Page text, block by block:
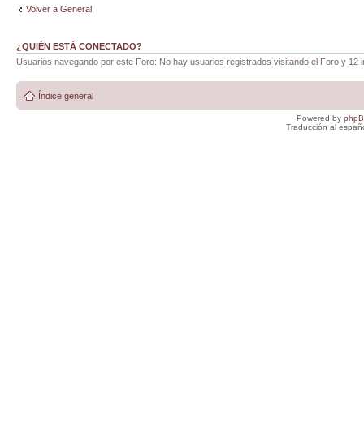
Volver a General
¿QUIÉN ESTÁ CONECTADO?
Usuarios navegando por este Foro: No hay usuarios registrados visitando el Foro y 12
Índice general
Powered by
Traducción al